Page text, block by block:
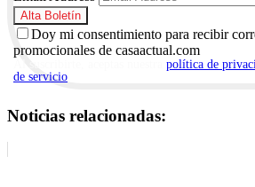
Doy mi consentimiento para recibir
promocionales de casaactual.com
política de
de servicio
Noticias relacionadas: